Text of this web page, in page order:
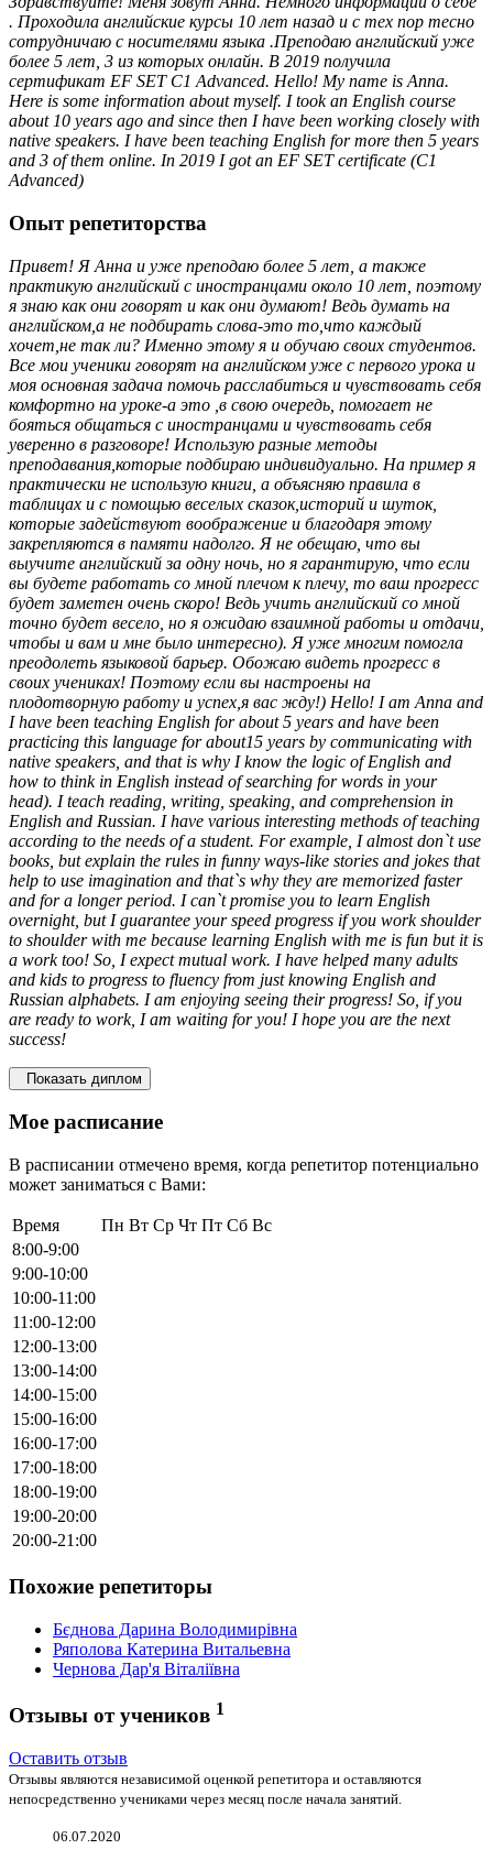
. Проходила английские курсы 10 лет назад и с тех пор тесно
сотрудничаю с носителями языка .Преподаю английский уже
более 5 лет, 3 из которых онлайн. В 2019 получила
сертификат EF SET C1 Advanced. Hello! My name is Anna.
Here is some information about myself. I took an English course
about 10 years ago and since then I have been working closely with
native speakers. I have been teaching English for more then 5 years
and 3 of them online. In 2019 I got an EF SET certificate (C1
Advanced)
Опыт репетиторства
Привет! Я Анна и уже преподаю более 5 лет, а также
практикую английский с иностранцами около 10 лет, поэтому
я знаю как они говорят и как они думают! Ведь думать на
английском,а не подбирать слова-это то,что каждый
хочет,не так ли? Именно этому я и обучаю своих студентов.
Все мои ученики говорят на английском уже с первого урока и
моя основная задача помочь расслабиться и чувствовать себя
комфортно на уроке-а это ,в свою очередь, помогает не
бояться общаться с иностранцами и чувствовать себя
уверенно в разговоре! Использую разные методы
преподавания,которые подбираю индивидуально. На пример я
практически не использую книги, а объясняю правила в
таблицах и с помощью веселых сказок,историй и шуток,
которые задействуют воображение и благодаря этому
закрепляются в памяти надолго. Я не обещаю, что вы
выучите английский за одну ночь, но я гарантирую, что если
вы будете работать со мной плечом к плечу, то ваш прогресс
будет заметен очень скоро! Ведь учить английский со мной
точно будет весело, но я ожидаю взаимной работы и отдачи,
чтобы и вам и мне было интересно). Я уже многим помогла
преодолеть языковой барьер. Обожаю видеть прогресс в
своих учениках! Поэтому если вы настроены на
плодотворную работу и успех,я вас жду!) Hello! I am Anna and
I have been teaching English for about 5 years and have been
practicing this language for about15 years by communicating with
native speakers, and that is why I know the logic of English and
how to think in English instead of searching for words in your
head). I teach reading, writing, speaking, and comprehension in
English and Russian. I have various interesting methods of teaching
according to the needs of a student. For example, I almost don`t use
books, but explain the rules in funny ways-like stories and jokes that
help to use imagination and that`s why they are memorized faster
and for a longer period. I can`t promise you to learn English
overnight, but I guarantee your speed progress if you work shoulder
to shoulder with me because learning English with me is fun but it is
a work too! So, I expect mutual work. I have helped many adults
and kids to progress to fluency from just knowing English and
Russian alphabets. I am enjoying seeing their progress! So, if you
are ready to work, I am waiting for you! I hope you are the next
success!
Показать диплом
Мое расписание
В расписании отмечено время, когда репетитор потенциально
может заниматься с Вами:
Время Пн Вт Ср Чт Пт Сб Вс
8:00-9:00
9:00-10:00
10:00-11:00
11:00-12:00
12:00-13:00
13:00-14:00
14:00-15:00
15:00-16:00
16:00-17:00
17:00-18:00
18:00-19:00
19:00-20:00
20:00-21:00
Похожие репетиторы
Бєднова Дарина Володимирівна
Ряполова Катерина Витальевна
Чернова Дар'я Віталіївна
Отзывы от учеников 1
Оставить отзыв
Отзывы являются независимой оценкой репетитора и оставляются
непосредственно учениками через месяц после начала занятий.
06.07.2020